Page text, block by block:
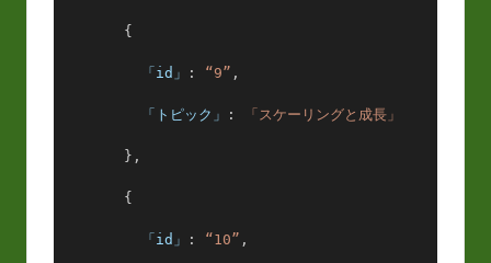
{
「id」 : “9” ,
「トピック」 : 「スケーリングと成長」
},
{
「id」 : “10” ,